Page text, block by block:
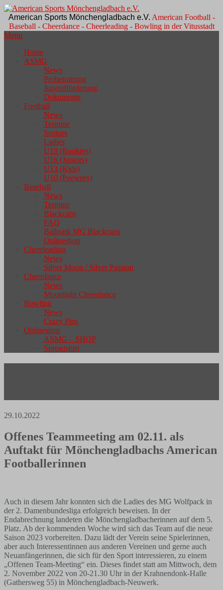
American Sports Mönchengladbach e.V. American Football -
Baseball - Cheerdance - Cheerleading - Bowling in der Vitusstadt
Menu
Home
ASMG
News
Probetraining
Jugendförderung
Dokumente
Football
News
Termine
Seniors
Ladies
U19 (Rookies)
U16 (Juniors)
U13 (Kids)
U10 (Peewees)
Baseball
News
Termine
Blackcaps
FAQ
Ballpark MG Blackcaps
Onlineshop
Cheerleading
News
Silver Moon / Silver Passion
Cheerdance
News
Moonlight Cheerdance
Bowling
News
Crazy Pins
Onlineshop
ASMG – SHOP
Spreadshirt
29.10.2022
Offenes Teammeeting am 02.11. als
Auftakt für Mönchengladbachs American
Footballerinnen
Auch in diesem Jahr konnten sich die Ladies des MG Wolfpack in
der 2. Damenbundesliga erfolgreich beweisen. In der
Endabrechnung landeten die Mönchengladbacherinnen auf dem 5.
Platz. Ab der kommenden Woche wird sich das Team auf die neue
Saison 2023 vorbereiten. Dazu lädt der Verein seine Spielerinnen,
aber auch Interessentinnen aus anderen Vereinen und gerne auch
Neuanfängerinnen, die sich für den Sport interessieren, zu einem
„Offenen Team-Meeting“ ein. Dieses findet statt am Mittwoch, dem
2. November 2022 von 20-21.30 Uhr in der Krahnendonk-Halle
(Gathersweg 55) in Mönchengladbach-Neuwerk.